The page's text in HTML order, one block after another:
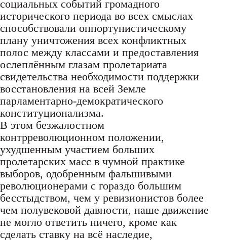
социальных событий громадного
исторического периода во всех смыслах
способствовали оппортунистическому
плану уничтожения всех конфликтных
полос между классами и предоставления
ослеплённым глазам пролетариата
свидетельства необходимости поддержки
восстановления на всей Земле
парламентарно-демократического
конституционализма.
В этом безжалостном
контрреволюционном положении,
ухудшенным участием больших
пролетарских масс в чумной практике
выборов, одобренным фальшивыми
революционерами с гораздо большим
бесстыдством, чем у ревизионистов более
чем полувековой давности, наше движение
не могло ответить ничего, кроме как
сделать ставку на всё наследие,